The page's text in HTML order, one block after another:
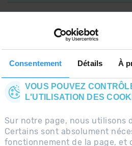
Consentement Détails À
VOUS POUVEZ
L'UTILISATION DES
Sur notre page, nous utilisons
Certains sont absolument
fonctionnement de la page, et
CONNECTEZ-VOUS À
Suivez-nous sur les
le premier à recevoir